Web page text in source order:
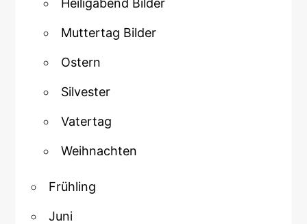
Heiligabend Bilder
Muttertag Bilder
Ostern
Silvester
Vatertag
Weihnachten
Frühling
Juni